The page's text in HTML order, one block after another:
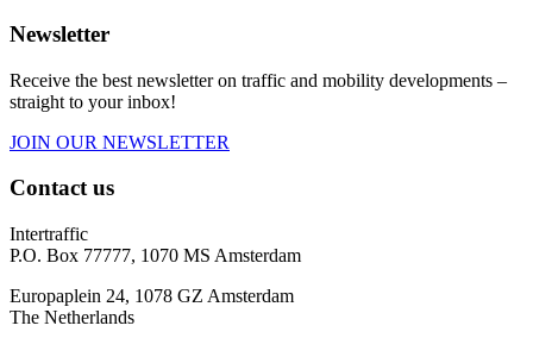
Newsletter
Receive the best newsletter on traffic and mobility developments –
straight to your inbox!
JOIN OUR NEWSLETTER
Contact us
Intertraffic
P.O. Box 77777, 1070 MS Amsterdam
Europaplein 24, 1078 GZ Amsterdam
The Netherlands